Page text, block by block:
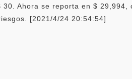
Ahora se reporta en $
[2021/4/24 20:54:54]